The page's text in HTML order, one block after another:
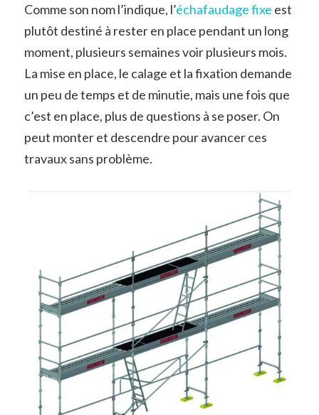
Comme son nom l’indique, l’échafaudage fixe est
plutôt destiné à rester en place pendant un long
moment, plusieurs semaines voir plusieurs mois.
La mise en place, le calage et la fixation demande
un peu de temps et de minutie, mais une fois que
c’est en place, plus de questions à se poser. On
peut monter et descendre pour avancer ces
travaux sans problème.